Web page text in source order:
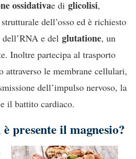
ossidativae di glicolisi,
dell’osso ed è richiesto
e del glutatione, un
Inoltre partecipa al trasporto
attraverso le membrane cellulari,
dell’impulso nervoso, la
il battito cardiaco.
presente il magnesio?